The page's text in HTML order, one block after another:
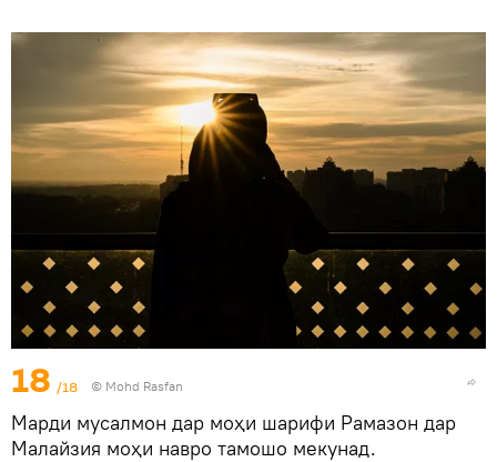
18 /18 © Mohd Rasfan
Марди мусалмон дар моҳи шарифи Рамазон дар
Малайзия моҳи навро тамошо мекунад.